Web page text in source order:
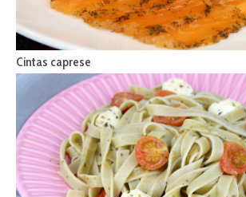
Cintas caprese